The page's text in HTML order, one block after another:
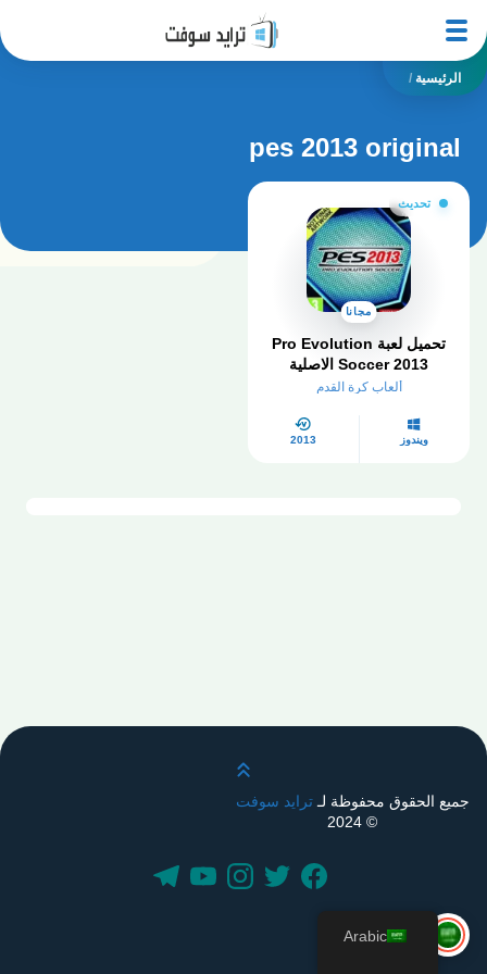
الرئيسية /
pes 2013 original
تحديث
مجانا
تحميل لعبة Pro Evolution
Soccer 2013 الاصلية
للكمبيوتر بالتعليق العربي
ألعاب كرة القدم
ويندوز 2013
قم بالتمرير لأعلى
جميع الحقوق محفوظة لـترايد سوفت
© 2024
Arabic